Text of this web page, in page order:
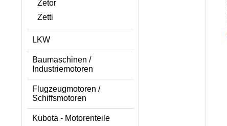
Zetor
Zetti
LKW
Baumaschinen /
Industriemotoren
Flugzeugmotoren /
Schiffsmotoren
Kubota - Motorenteile